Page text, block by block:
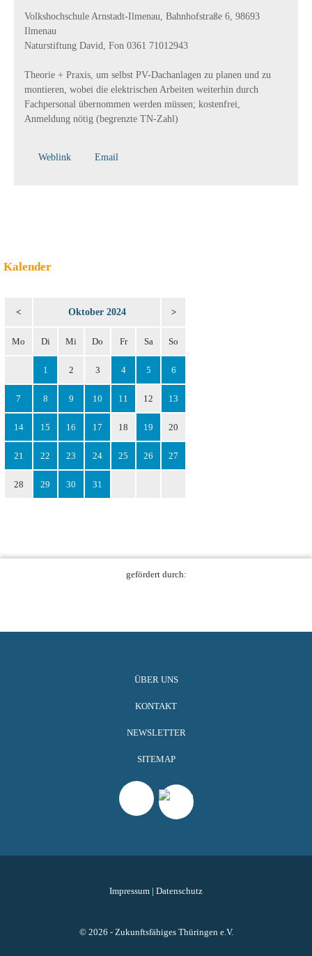
Volkshochschule Arnstadt-Ilmenau, Bahnhofstraße 6, 98693
Ilmenau
Naturstiftung David, Fon 0361 71012943
Theorie + Praxis, um selbst PV-Dachanlagen zu planen und zu
montieren, wobei die elektrischen Arbeiten weiterhin durch
Fachpersonal übernommen werden müssen; kostenfrei,
Anmeldung nötig (begrenzte TN-Zahl)
Weblink Email
Kalender
< Oktober 2024 >
Mo Di Mi Do Fr Sa So
1 2 3 4 5 6
7 8 9 10 11 12 13
14 15 16 17 18 19 20
21 22 23 24 25 26 27
28 29 30 31
gefördert durch:
ÜBER UNS
KONTAKT
NEWSLETTER
SITEMAP
Impressum Datenschutz
© 2026 - Zukunftsfähiges Thüringen e.V.